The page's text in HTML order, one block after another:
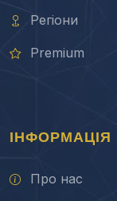
Регіони
Premium
ІНФОРМАЦІЯ
Про нас